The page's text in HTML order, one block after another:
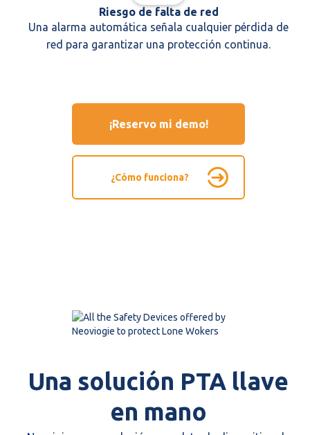
Riesgo de falta de red
Una alarma automática señala cualquier pérdida de
red para garantizar una protección continua.
¡Reservo mi demo!
¿Cómo funciona?
Una solución PTA llave
en mano